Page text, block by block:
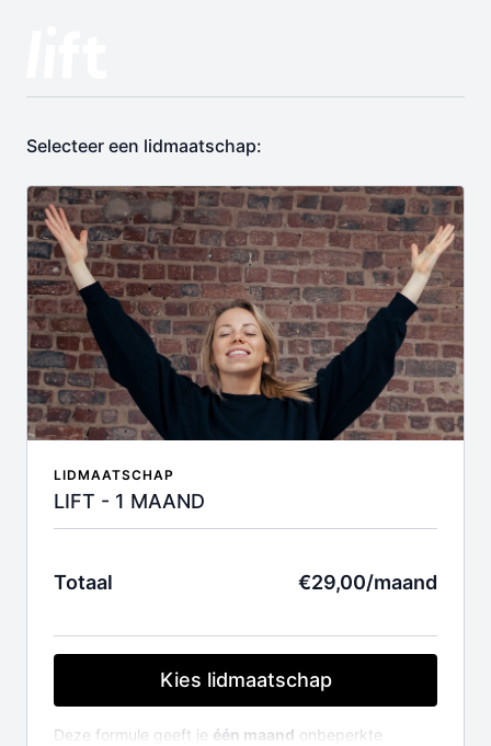
Selecteer een lidmaatschap:
LIDMAATSCHAP
LIFT - 1 MAAND
Totaal €29,00/maand
Kies lidmaatschap
Deze formule geeft je één maand onbeperkte